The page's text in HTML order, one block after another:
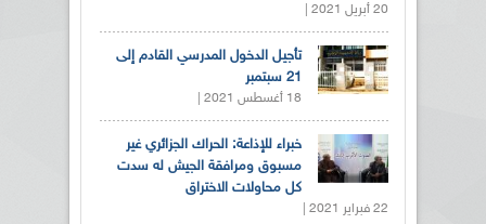
20 أبريل 2021 |
تأجيل الدخول المدرسي القادم إلى
21 سبتمبر
18 أغسطس 2021 |
خبراء للإذاعة: الحراك الجزائري غير
مسبوق ومرافقة الجيش له سدت
كل محاولات الاختراق
22 فبراير 2021 |